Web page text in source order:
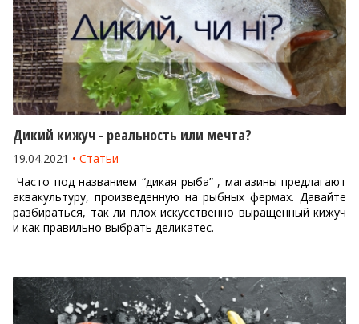
Дикий кижуч - реальность или мечта?
19.04.2021
Статьи
Часто под названием “дикая рыба” , магазины предлагают
аквакультуру, произведенную на рыбных фермах. Давайте
разбираться, так ли плох искусственно выращенный кижуч
и как правильно выбрать деликатес.